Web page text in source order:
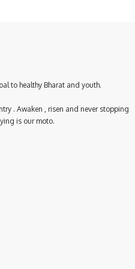
to healthy Bharat and youth.
. Awaken , risen and never stopping
is our moto.